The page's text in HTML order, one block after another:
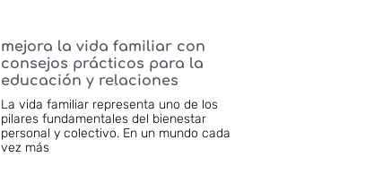
mejora la vida familiar con
consejos prácticos para la
educación y relaciones
La vida familiar representa uno de los
pilares fundamentales del bienestar
personal y colectivo. En un mundo cada
vez más